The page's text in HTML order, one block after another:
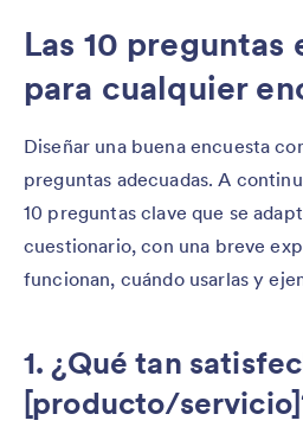
Las 10 preguntas
para cualquier
Diseñar una buena encuesta
preguntas adecuadas. A
10 preguntas clave que se
cuestionario, con una breve
funcionan, cuándo usarlas y
1. ¿Qué tan
[producto/